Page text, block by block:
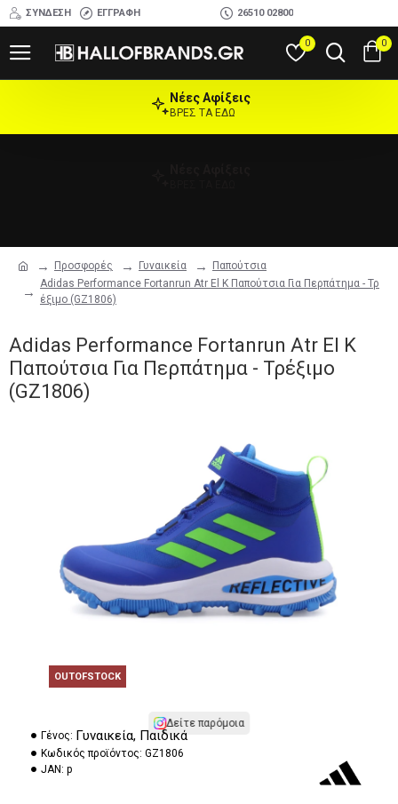
ΣΎΝΔΕΣΗ ΕΓΓΡΑΦΉ 26510 02800
0 0
Προσφορές Γυναικεία
Παπούτσια
Adidas Performance Fortanrun Atr El K Παπούτσια Για Περπάτημα - Τρ
έξιμο (GZ1806)
Νέες Αφίξεις
ΒΡΕΣ ΤΑ ΕΔΩ
Adidas Performance Fortanrun Atr El K
Παπούτσια Για Περπάτημα - Τρέξιμο
(GZ1806)
OUTOFSTOCK
Δείτε παρόμοια
Γένος: Γυναικεία, Παιδικά
Κωδικός προϊόντος: GZ1806
JAN: p